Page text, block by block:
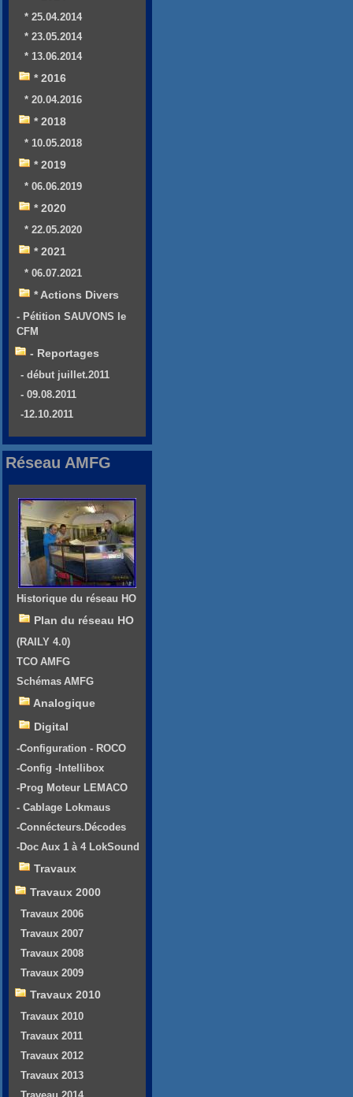
* 25.04.2014
* 23.05.2014
* 13.06.2014
* 2016
* 20.04.2016
* 2018
* 10.05.2018
* 2019
* 06.06.2019
* 2020
* 22.05.2020
* 2021
* 06.07.2021
* Actions Divers
- Pétition SAUVONS le
CFM
- Reportages
- début juillet.2011
- 09.08.2011
-12.10.2011
Réseau AMFG
Historique du réseau HO
Plan du réseau HO
(RAILY 4.0)
TCO AMFG
Schémas AMFG
Analogique
Digital
-Configuration - ROCO
-Config -Intellibox
-Prog Moteur LEMACO
- Cablage Lokmaus
-Connécteurs.Décodes
-Doc Aux 1 à 4 LokSound
Travaux
Travaux 2000
Travaux 2006
Travaux 2007
Travaux 2008
Travaux 2009
Travaux 2010
Travaux 2010
Travaux 2011
Travaux 2012
Travaux 2013